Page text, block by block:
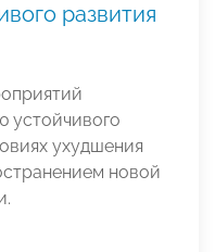
развития
устойчивого
ухудшения
новой